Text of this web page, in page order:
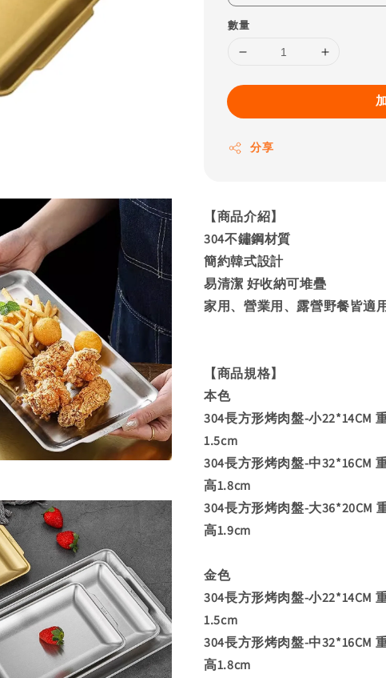
數量
分享
【商品介紹】
304不鏽鋼材質
簡約韓式設計
易清潔 好收納可堆疊
家用、營業用、露營野餐皆適用
【商品規格】
本色
304長方形烤肉盤-小22*14CM
1.5cm
304長方形烤肉盤-中32*16CM
高1.8cm
304長方形烤肉盤-大36*20CM
高1.9cm
金色
304長方形烤肉盤-小22*14CM
1.5cm
304長方形烤肉盤-中32*16CM
高1.8cm